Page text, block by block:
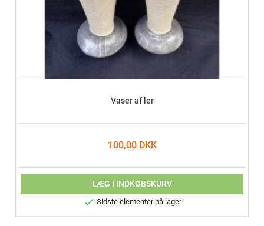
Vaser af ler
100,00 DKK
LÆG I INDKØBSKURV
 Sidste elementer på lager